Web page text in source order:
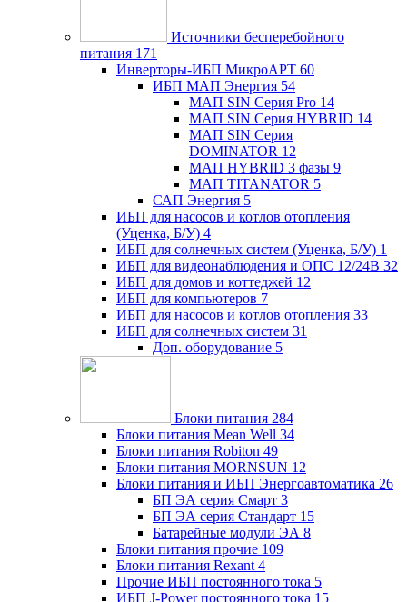
Источники бесперебойного
питания 171
Инверторы-ИБП МикроАРТ 60
ИБП МАП Энергия 54
МАП SIN Серия Pro 14
МАП SIN Серия HYBRID 14
МАП SIN Серия
DOMINATOR 12
МАП HYBRID 3 фазы 9
МАП TITANATOR 5
САП Энергия 5
ИБП для насосов и котлов отопления
(Уценка, Б/У) 4
ИБП для солнечных систем (Уценка, Б/У) 1
ИБП для видеонаблюдения и ОПС 12/24В 32
ИБП для домов и коттеджей 12
ИБП для компьютеров 7
ИБП для насосов и котлов отопления 33
ИБП для солнечных систем 31
Доп. оборудование 5
Блоки питания 284
Блоки питания Mean Well 34
Блоки питания Robiton 49
Блоки питания MORNSUN 12
Блоки питания и ИБП Энергоавтоматика 26
БП ЭА серия Смарт 3
БП ЭА серия Стандарт 15
Батарейные модули ЭА 8
Блоки питания прочие 109
Блоки питания Rexant 4
Прочие ИБП постоянного тока 5
ИБП J-Power постоянного тока 15